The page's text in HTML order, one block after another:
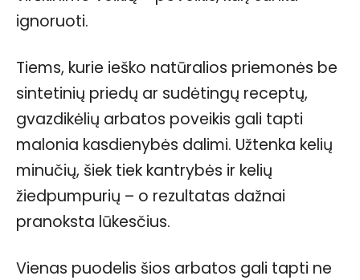
ignoruoti.
Tiems, kurie ieško natūralios priemonės be
sintetinių priedų ar sudėtingų receptų,
gvazdikėlių arbatos poveikis gali tapti
malonia kasdienybės dalimi. Užtenka kelių
minučių, šiek tiek kantrybės ir kelių
žiedpumpurių – o rezultatas dažnai
pranoksta lūkesčius.
Vienas puodelis šios arbatos gali tapti ne